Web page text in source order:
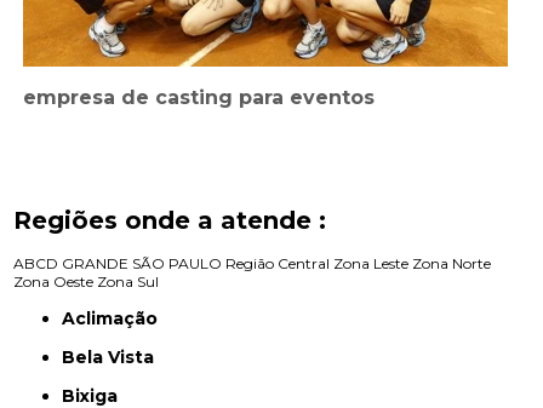
empresa de casting para eventos
Regiões onde a atende :
ABCD GRANDE SÃO PAULO Região Central Zona Leste Zona Norte
Zona Oeste Zona Sul
Aclimação
Bela Vista
Bixiga